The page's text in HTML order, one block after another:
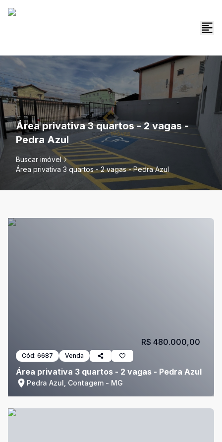
Área privativa 3 quartos - 2 vagas -
Pedra Azul
Buscar imóvel
Área privativa 3 quartos - 2 vagas - Pedra Azul
Cód: 6687 Venda
Área privativa 3 quartos - 2 vagas - Pedra Azul
Pedra Azul, Contagem - MG
R$ 480.000,00